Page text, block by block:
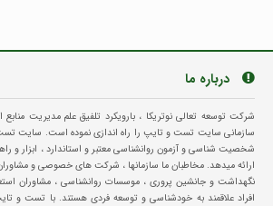
درباره ما
شرکت توسعه تعالی نوتریکا ، بارویکرد تلفیق علم مدیریت
سازمانی سایت تست و تایپ را راه اندازی نموده است. سایت
شخصیت شناسی و آزمون روانشناسی معتبر و استاندارد ، ابزار و
ارائه میدهد. مخاطبان ما سازمانها ، شرکت های خصوصی و
نگهداشت و جانشین پروری ، موسسات روانشناسی ، مشاوران
افراد علاقمند به خودشناسی و توسعه فردی هستند. با تست و